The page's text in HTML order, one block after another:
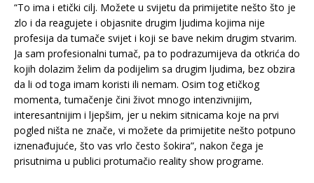
“To ima i etički cilj. Možete u svijetu da primijetite nešto što je
zlo i da reagujete i objasnite drugim ljudima kojima nije
profesija da tumače svijet i koji se bave nekim drugim stvarim.
Ja sam profesionalni tumač, pa to podrazumijeva da otkrića do
kojih dolazim želim da podijelim sa drugim ljudima, bez obzira
da li od toga imam koristi ili nemam. Osim tog etičkog
momenta, tumačenje čini život mnogo intenzivnijim,
interesantnijim i ljepšim, jer u nekim sitnicama koje na prvi
pogled ništa ne znače, vi možete da primijetite nešto potpuno
iznenađujuće, što vas vrlo često šokira”, nakon čega je
prisutnima u publici protumačio reality show programe.